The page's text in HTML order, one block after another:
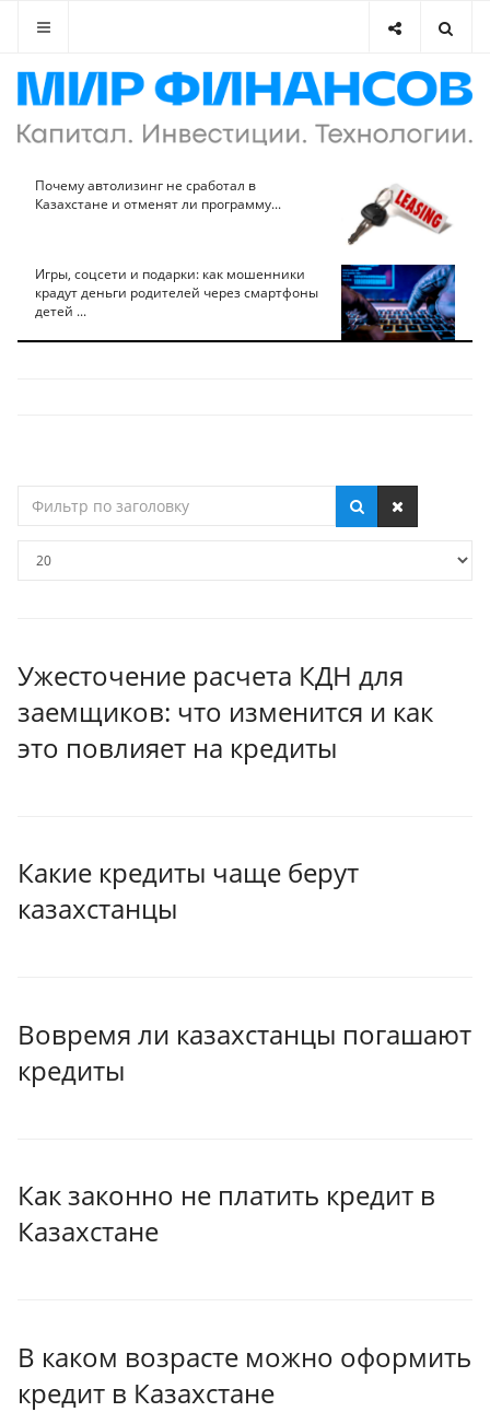
Почему автолизинг не сработал в
Казахстане и отменят ли программу...
Игры, соцсети и подарки: как мошенники
крадут деньги родителей через смартфоны
детей ...
по
Ужесточение расчета КДН для
заемщиков: что изменится и как
это повлияет на кредиты
Какие кредиты чаще берут
казахстанцы
Вовремя ли казахстанцы погашают
кредиты
Как законно не платить кредит в
Казахстане
В каком возрасте можно оформить
кредит в Казахстане